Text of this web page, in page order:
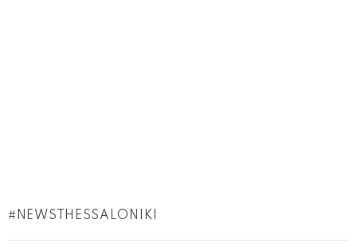
NEWSTHESSALONIKI